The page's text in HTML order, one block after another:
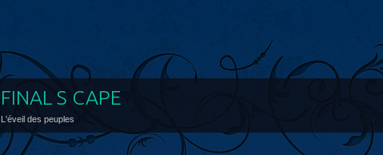
FINAL S CAPE
L'éveil des peuples